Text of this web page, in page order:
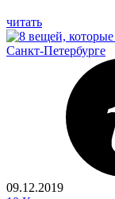
читать
09.12.2019